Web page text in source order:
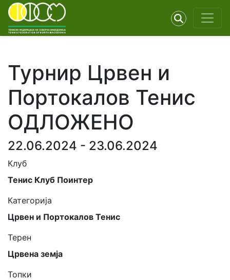
Турнир Црвен и
Портокалов Тенис
ОДЛОЖЕНО
22.06.2024 - 23.06.2024
Клуб
Тенис Клуб Поинтер
Категорија
Црвен и Портокалов Тенис
Терен
Црвена земја
Топки